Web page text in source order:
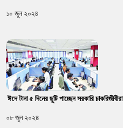
১০ জুন ২০২৪
ঈদে টানা ৫ দিনের ছুটি পাচ্ছেন সরকারি চাকরিজীবীরা
০৮ জুন ২০২৪